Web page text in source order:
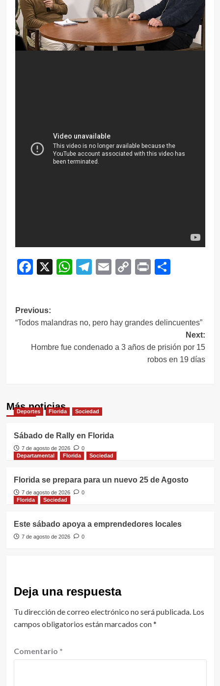
Facebook
X WhatsApp
Telegram
EmailCopy
Print
Navegación
de
entradas
Previous:
“Todos malandras no, pero hay grandes delincuentes”
Next:
Hombre fue condenado a 3 años de prisión por 15
robos en 19 días
Más noticias
Deportes Florida Sociedad
Sábado de Rally en Florida
7 de agosto de 2026
0
Departamental
Florida Sociedad
Florida se prepara para un nuevo 25 de Agosto
7 de agosto de 2026
0
Florida
Sociedad
Este sábado apoya a emprendedores locales
7 de agosto de 2026 0
Deja una respuesta
Tu dirección de correo electrónico no será publicada. Los
campos obligatorios están marcados con*
Comentario *